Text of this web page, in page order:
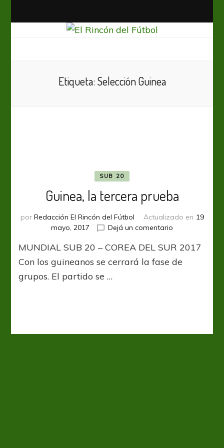
Etiqueta: Selección Guinea
SUB 20
Guinea, la tercera prueba
por Redacción El Rincón del Fútbol Actualizado en 19
mayo, 2017
Dejá un comentario
la
tercera
MUNDIAL SUB 20 – COREA DEL SUR 2017
Con los guineanos se cerrará la fase de
grupos. El partido se …